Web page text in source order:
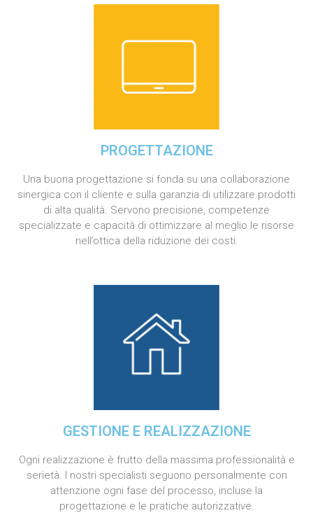
PROGETTAZIONE
Una buona progettazione si fonda su una collaborazione
sinergica con il cliente e sulla garanzia di utilizzare prodotti
di alta qualità. Servono precisione, competenze
specializzate e capacità di ottimizzare al meglio le risorse
nell’ottica della riduzione dei costi.
GESTIONE E REALIZZAZIONE
Ogni realizzazione è frutto della massima professionalità e
serietà. I nostri specialisti seguono personalmente con
attenzione ogni fase del processo, incluse la
progettazione e le pratiche autorizzative.